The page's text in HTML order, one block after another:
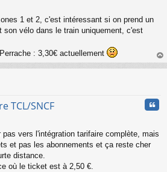
1 et 2, c'est intéressant si on prend un
son vélo dans le train uniquement, c'est
: 3,30€ actuellement
au
TCL/SNCF
vers l'intégration tarifaire complète, mais
et pas les abonnements et ça reste cher
distance.
où le ticket est à 2,50 €.